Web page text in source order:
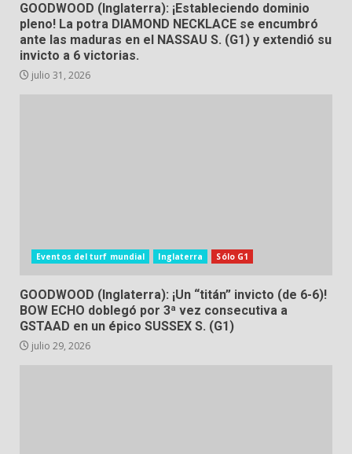
GOODWOOD (Inglaterra): ¡Estableciendo dominio
pleno! La potra DIAMOND NECKLACE se encumbró
ante las maduras en el NASSAU S. (G1) y extendió su
invicto a 6 victorias.
julio 31, 2026
Eventos del turf mundial Inglaterra Sólo G1
GOODWOOD (Inglaterra): ¡Un “titán” invicto (de 6-6)!
BOW ECHO doblegó por 3ª vez consecutiva a
GSTAAD en un épico SUSSEX S. (G1)
julio 29, 2026